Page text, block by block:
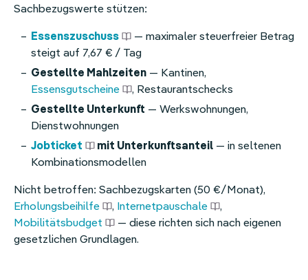
Sachbezugswerte stützen:
Essenszuschuss
— maximaler steuerfreier Betrag
steigt auf 7,67 € / Tag
Gestellte Mahlzeiten — Kantinen,
Essensgutscheine
, Restaurantschecks
Gestellte Unterkunft — Werkswohnungen,
Dienstwohnungen
Jobticket
mit Unterkunftsanteil — in seltenen
Kombinationsmodellen
Nicht betroffen: Sachbezugskarten (50 €/Monat),
Erholungsbeihilfe
, Internetpauschale
,
Mobilitätsbudget
— diese richten sich nach eigenen
gesetzlichen Grundlagen.